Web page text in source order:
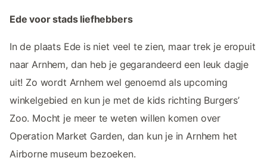
Ede voor stads liefhebbers
In de plaats Ede is niet veel te zien, maar trek je eropuit
naar Arnhem, dan heb je gegarandeerd een leuk dagje
uit! Zo wordt Arnhem wel genoemd als upcoming
winkelgebied en kun je met de kids richting Burgers’
Zoo. Mocht je meer te weten willen komen over
Operation Market Garden, dan kun je in Arnhem het
Airborne museum bezoeken.